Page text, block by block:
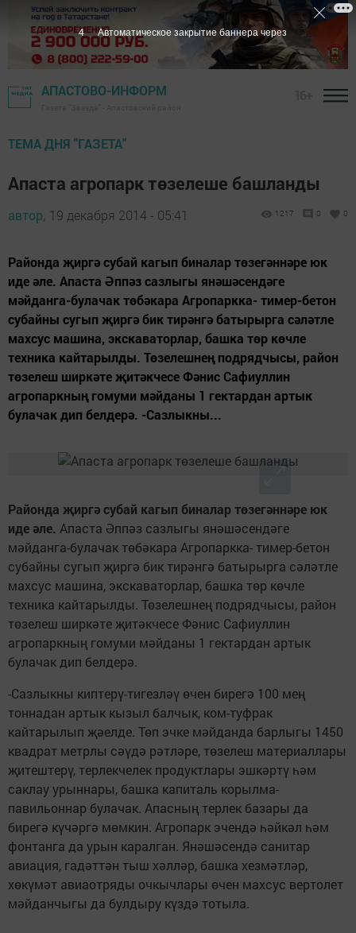
АПАСТОВО-ИНФОРМ
ТЕМА ДНЯ "ГАЗЕТА"
Апаста агропарк төзелеше башланды
автор, 19 декабря 2014 - 05:41 1217 0 0
Районда җиргә субай кагып биналар төзегәннәре юк
иде әле. Апаста Әппәз сазлыгы янәшәсендәге
мәйданга-булачак төбәкара Агропаркка- тимер-бетон
субайны сугып җиргә бик тирәнгә батырырга сәләтле
махсус машина, экскаваторлар, башка төр көчле
техника кайтарылды. Төзелешнең подрядчысы, район
төзелеш ширкәте җитәкчесе Фәнис Сафиуллин
агропаркның гомуми мәйданы 1 гектардан артык
булачак дип белдерә. -Сазлыкны...
Районда җиргә субай кагып биналар төзегәннәре юк
иде әле. Апаста Әппәз сазлыгы янәшәсендәге
мәйданга-булачак төбәкара Агропаркка- тимер-бетон
субайны сугып җиргә бик тирәнгә батырырга сәләтле
махсус машина, экскаваторлар, башка төр көчле
техника кайтарылды. Төзелешнең подрядчысы, район
төзелеш ширкәте җитәкчесе Фәнис Сафиуллин
агропаркның гомуми мәйданы 1 гектардан артык
булачак дип белдерә.
-Сазлыкны киптерү-тигезләү өчен бирегә 100 мең
тоннадан артык кызыл балчык, ком-туфрак
кайтарылып җәелде. Төп эчке мәйданда барлыгы 1450
квадрат метрлы сәүдә рәтләре, төзелеш материаллары
җитештерү, терлекчелек продуктлары эшкәртү һәм
саклау урыннары, башка капиталь корылма-
павильоннар булачак. Апасның терлек базары да
бирегә күчәргә мөмкин. Агропарк эчендә һәйкәл һәм
фонтанга да урын каралган. Янәшәсендә санитар
авиация, гадәттән тыш хәлләр, башка хезмәтләр,
хөкүмәт авиаотряды очкычлары өчен махсус вертолет
мәйданчыгы да булдыру күздә тотыла.
4 Автоматическое закрытие баннера через